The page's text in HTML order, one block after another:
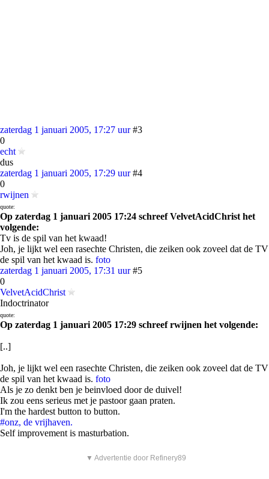
zaterdag 1 januari 2005, 17:27 uur #3
0
echt
dus
zaterdag 1 januari 2005, 17:29 uur #4
0
rwijnen
quote:
Op zaterdag 1 januari 2005 17:24 schreef VelvetAcidChrist het
volgende:
Tv is de spil van het kwaad!
Joh, je lijkt wel een rasechte Christen, die zeiken ook zoveel dat de TV
de spil van het kwaad is. foto
zaterdag 1 januari 2005, 17:31 uur #5
0
VelvetAcidChrist
Indoctrinator
quote:
Op zaterdag 1 januari 2005 17:29 schreef rwijnen het volgende:
[..]
Joh, je lijkt wel een rasechte Christen, die zeiken ook zoveel dat de TV
de spil van het kwaad is. foto
Als je zo denkt ben je beinvloed door de duivel!
Ik zou eens serieus met je pastoor gaan praten.
I'm the hardest button to button.
#onz, de vrijhaven.
Self improvement is masturbation.
▼ Advertentie door Refinery89